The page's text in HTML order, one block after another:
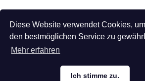
Diese Website verwendet Cookies,
den bestmöglichen Service zu
Mehr erfahren
Ich stimme zu.